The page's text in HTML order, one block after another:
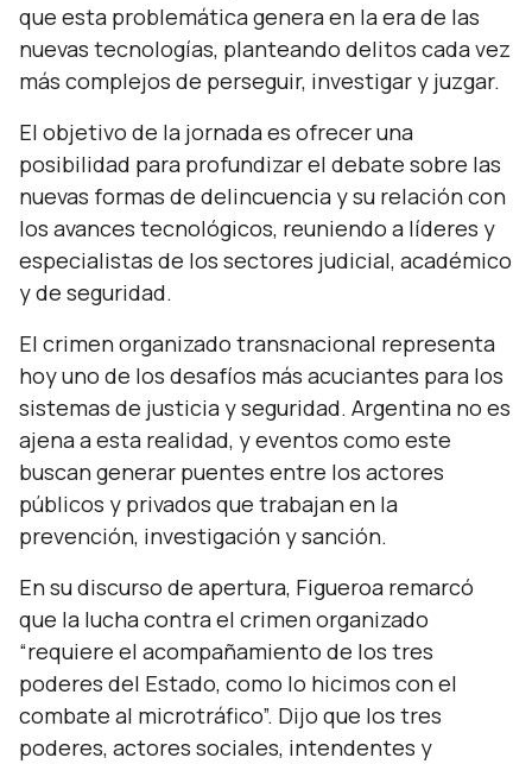
que esta problemática genera en la era de las
nuevas tecnologías, planteando delitos cada vez
más complejos de perseguir, investigar y juzgar.
El objetivo de la jornada es ofrecer una
posibilidad para profundizar el debate sobre las
nuevas formas de delincuencia y su relación con
los avances tecnológicos, reuniendo a líderes y
especialistas de los sectores judicial, académico
y de seguridad.
El crimen organizado transnacional representa
hoy uno de los desafíos más acuciantes para los
sistemas de justicia y seguridad. Argentina no es
ajena a esta realidad, y eventos como este
buscan generar puentes entre los actores
públicos y privados que trabajan en la
prevención, investigación y sanción.
En su discurso de apertura, Figueroa remarcó
que la lucha contra el crimen organizado
“requiere el acompañamiento de los tres
poderes del Estado, como lo hicimos con el
combate al microtráfico”. Dijo que los tres
poderes, actores sociales, intendentes y